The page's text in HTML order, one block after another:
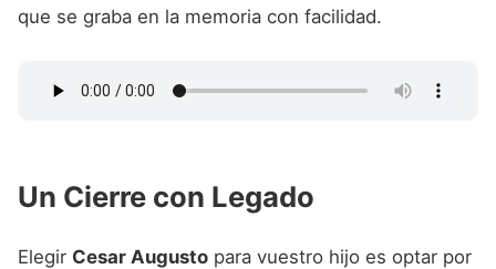
que se graba en la memoria con facilidad.
Un Cierre con Legado
Elegir Cesar Augusto para vuestro hijo es optar por